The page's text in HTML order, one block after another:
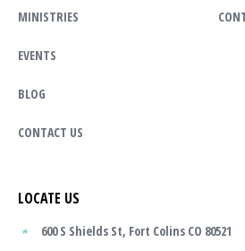
MINISTRIES
EVENTS
BLOG
CONTACT US
LOCATE US
600 S Shields St, Fort Colins CO 80521